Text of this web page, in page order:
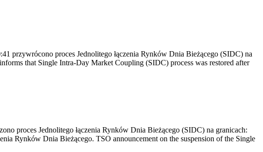
przywrócono proces Jednolitego łączenia Rynków Dnia Bieżącego (SIDC) na
that Single Intra-Day Market Coupling (SIDC) process was restored after
proces Jednolitego łączenia Rynków Dnia Bieżącego (SIDC) na granicach:
Rynków Dnia Bieżącego. TSO announcement on the suspension of the Single